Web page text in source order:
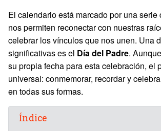
El calendario está marcado por una serie
nos permiten reconectar con nuestras
celebrar los vínculos que nos unen. Una
significativas es el Día del Padre.
su propia fecha para esta celebración, el
universal: conmemorar, recordar y
en todas sus formas.
Índice